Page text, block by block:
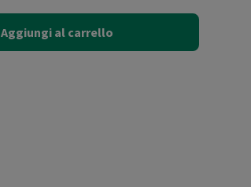
Aggiungi al carrello